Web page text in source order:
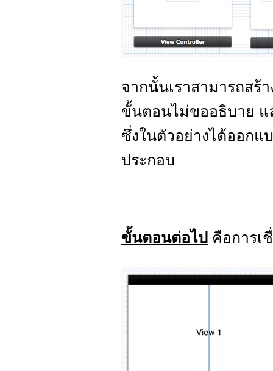
จากนั้นเราสามารถสร้
ขั้นตอนไม่ขออธิบาย แ
ซึ่งในตัวอย่างได้ออกแ
ประกอบ
ขั้นตอนต่อไป คือการเ